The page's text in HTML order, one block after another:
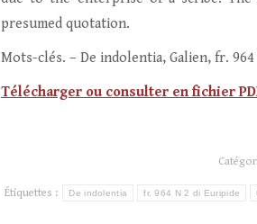
presumed quotation.
Mots-clés. – De indolentia, Galien, fr.
Télécharger ou consulter en fichier
Étiquettes : De indolentia fr. 964 N 2 di Euripide